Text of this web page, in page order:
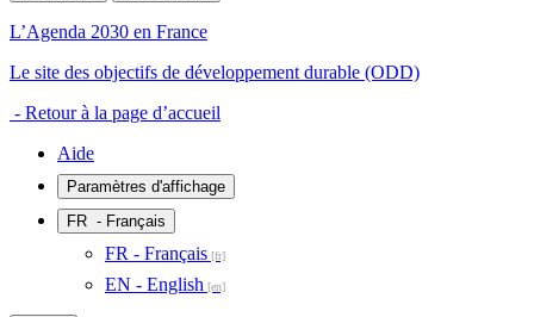
L’Agenda 2030 en France
Le site des objectifs de développement durable (ODD)
- Retour à la page d’accueil
Aide
Paramètres d'affichage
FR - Français
FR - Français
EN - English